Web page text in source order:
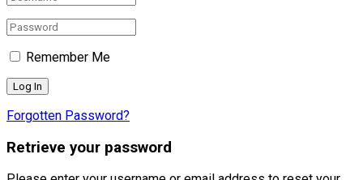
Remember Me
Forgotten Password?
Retrieve your password